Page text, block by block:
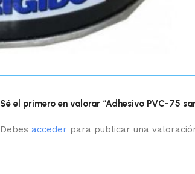
Sé el primero en valorar “Adhesivo PVC-75
Debes acceder para publicar una